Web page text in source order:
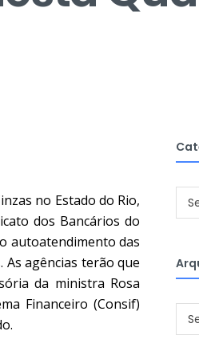
no Estado do Rio,
dos Bancários do
autoatendimento das
As agências terão que
da ministra Rosa
Financeiro (Consif)